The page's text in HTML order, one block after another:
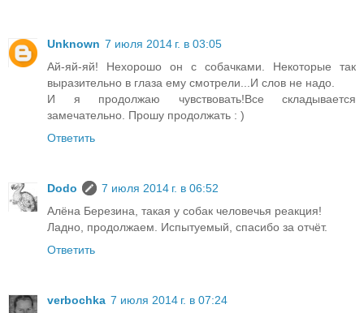
Unknown 7 июля 2014 г. в 03:05
Ай-яй-яй! Нехорошо он с собачками. Некоторые так
выразительно в глаза ему смотрели...И слов не надо.
И я продолжаю чувствовать!Все складывается
замечательно. Прошу продолжать : )
Ответить
Dodo
7 июля 2014 г. в 06:52
Алёна Березина, такая у собак человечья реакция!
Ладно, продолжаем. Испытуемый, спасибо за отчёт.
Ответить
verbochka 7 июля 2014 г. в 07:24